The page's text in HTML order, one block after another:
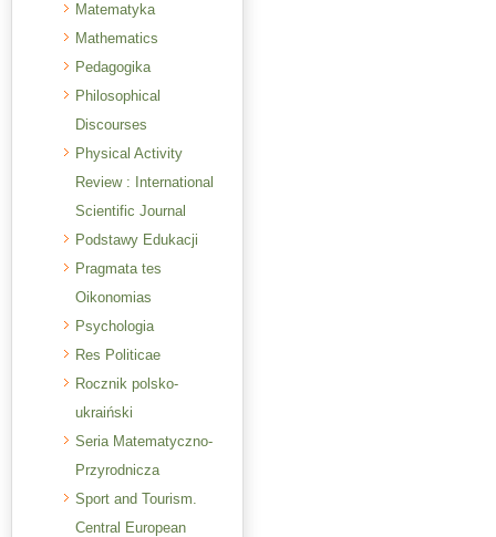
Matematyka
Mathematics
Pedagogika
Philosophical
Discourses
Physical Activity
Review : International
Scientific Journal
Podstawy Edukacji
Pragmata tes
Oikonomias
Psychologia
Res Politicae
Rocznik polsko-
ukraiński
Seria Matematyczno-
Przyrodnicza
Sport and Tourism.
Central European